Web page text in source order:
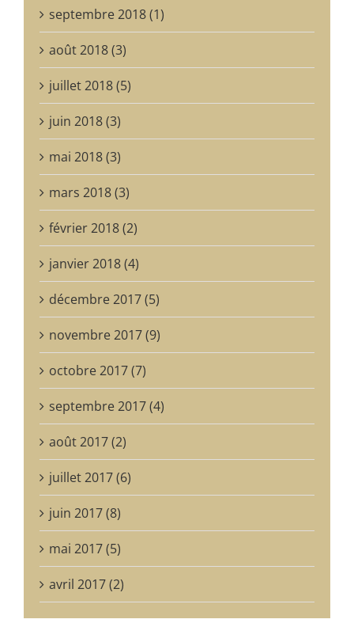
septembre 2018 (1)
août 2018 (3)
juillet 2018 (5)
juin 2018 (3)
mai 2018 (3)
mars 2018 (3)
février 2018 (2)
janvier 2018 (4)
décembre 2017 (5)
novembre 2017 (9)
octobre 2017 (7)
septembre 2017 (4)
août 2017 (2)
juillet 2017 (6)
juin 2017 (8)
mai 2017 (5)
avril 2017 (2)